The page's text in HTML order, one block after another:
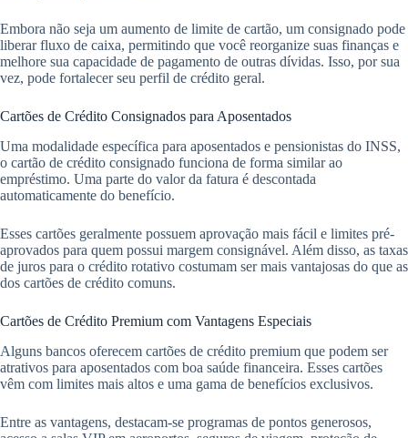
Embora não seja um aumento de limite de cartão, um consignado pode
liberar fluxo de caixa, permitindo que você reorganize suas finanças e
melhore sua capacidade de pagamento de outras dívidas. Isso, por sua
vez, pode fortalecer seu perfil de crédito geral.
Cartões de Crédito Consignados para Aposentados
Uma modalidade específica para aposentados e pensionistas do INSS,
o cartão de crédito consignado funciona de forma similar ao
empréstimo. Uma parte do valor da fatura é descontada
automaticamente do benefício.
Esses cartões geralmente possuem aprovação mais fácil e limites pré-
aprovados para quem possui margem consignável. Além disso, as taxas
de juros para o crédito rotativo costumam ser mais vantajosas do que as
dos cartões de crédito comuns.
Cartões de Crédito Premium com Vantagens Especiais
Alguns bancos oferecem cartões de crédito premium que podem ser
atrativos para aposentados com boa saúde financeira. Esses cartões
vêm com limites mais altos e uma gama de benefícios exclusivos.
Entre as vantagens, destacam-se programas de pontos generosos,